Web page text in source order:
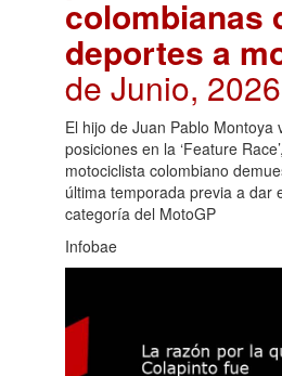
colombianas
deportes a
de Junio,
El hijo de Juan Pablo Montoya
posiciones en la ‘Feature
motociclista colombiano
última temporada previa a dar
categoría del MotoGP
Infobae